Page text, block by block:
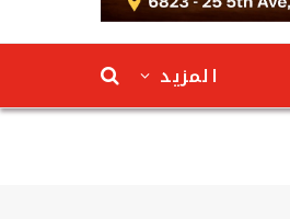
المزيد